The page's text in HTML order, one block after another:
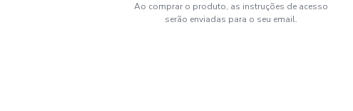
Ao comprar o produto, as instruções de acesso
serão enviadas para o seu email.